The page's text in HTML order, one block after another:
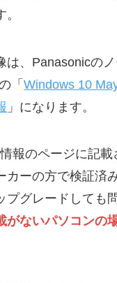
は、Panasonicの
「Windows 10
」になります。
報のページに記載
カーの方で検証済
プグレードしても
がないパソコンの